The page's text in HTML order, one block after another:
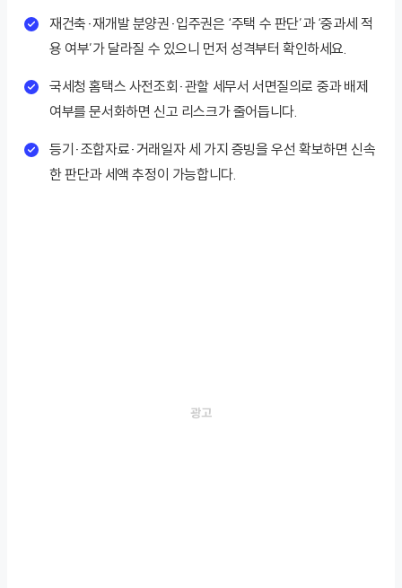
재건축·재개발 분양권·입주권은 ‘주택 수 판단’과 ‘중과세 적
용 여부’가 달라질 수 있으니 먼저 성격부터 확인하세요.
국세청 홈택스 사전조회·관할 세무서 서면질의로 중과 배제
여부를 문서화하면 신고 리스크가 줄어듭니다.
등기·조합자료·거래일자 세 가지 증빙을 우선 확보하면 신속
한 판단과 세액 추정이 가능합니다.